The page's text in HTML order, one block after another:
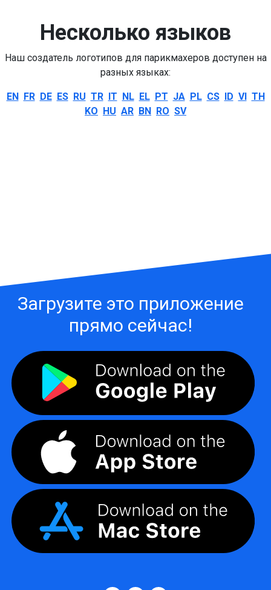
Несколько языков
Наш создатель логотипов для парикмахеров доступен на
разных языках:
EN FR DE ES RU TR IT NL EL PT JA PL CS ID VI TH
KO HU AR BN RO SV
Загрузите это приложение
прямо сейчас!